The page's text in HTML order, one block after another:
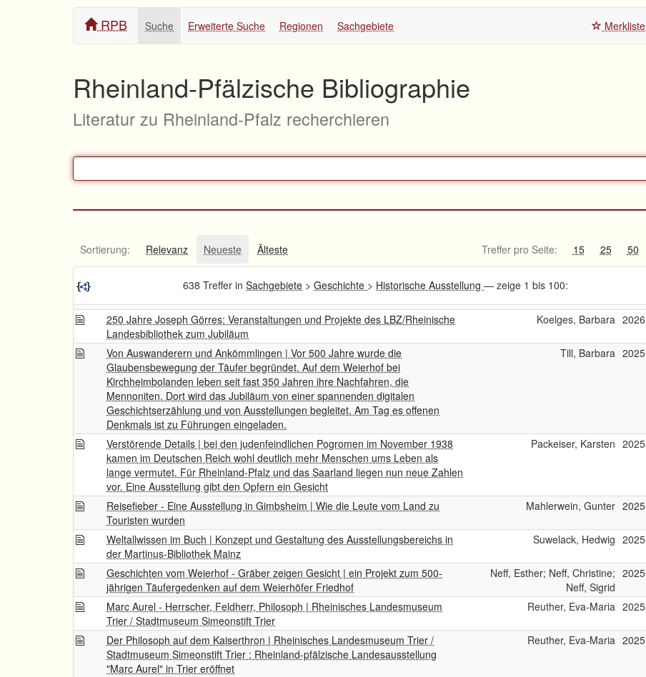
RPB Suche Erweiterte Suche Regionen Sachgebiete Merkliste
Rheinland-Pfälzische Bibliographie
Literatur zu Rheinland-Pfalz recherchieren
Sortierung: Relevanz Neueste Älteste Treffer pro Seite: 15 25 50
638 Treffer inSachgebiete >Geschichte > Historische Ausstellung— zeige 1 bis 100:
250 Jahre Joseph Görres: Veranstaltungen und Projekte des LBZ/Rheinische
Landesbibliothek zum Jubiläum
Koelges, Barbara 2026
Von Auswanderern und Ankömmlingen | Vor 500 Jahre wurde die
Glaubensbewegung der Täufer begründet. Auf dem Weierhof bei
Kirchheimbolanden leben seit fast 350 Jahren ihre Nachfahren, die
Mennoniten. Dort wird das Jubiläum von einer spannenden digitalen
Geschichtserzählung und von Ausstellungen begleitet. Am Tag es offenen
Denkmals ist zu Führungen eingeladen.
Till, Barbara 2025
Verstörende Details | bei den judenfeindlichen Pogromen im November 1938
kamen im Deutschen Reich wohl deutlich mehr Menschen ums Leben als
lange vermutet. Für Rheinland-Pfalz und das Saarland liegen nun neue Zahlen
vor. Eine Ausstellung gibt den Opfern ein Gesicht
Packeiser, Karsten 2025
Reisefieber - Eine Ausstellung in Gimbsheim | Wie die Leute vom Land zu
Touristen wurden
Mahlerwein, Gunter 2025
Weltallwissen im Buch | Konzept und Gestaltung des Ausstellungsbereichs in
der Martinus-Bibliothek Mainz
Suwelack, Hedwig 2025
Geschichten vom Weierhof - Gräber zeigen Gesicht | ein Projekt zum 500-
jährigen Täufergedenken auf dem Weierhöfer Friedhof
Neff, Esther; Neff, Christine;
Neff, Sigrid
2025
Marc Aurel - Herrscher, Feldherr, Philosoph | Rheinisches Landesmuseum
Trier / Stadtmuseum Simeonstift Trier
Reuther, Eva-Maria 2025
Der Philosoph auf dem Kaiserthron | Rheinisches Landesmuseum Trier /
Stadtmuseum Simeonstift Trier : Rheinland-pfälzische Landesausstellung
"Marc Aurel" in Trier eröffnet
Reuther, Eva-Maria 2025